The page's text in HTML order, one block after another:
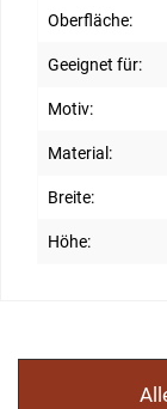
Oberfläche:
Geeignet für:
Motiv:
Material:
Breite:
Höhe: